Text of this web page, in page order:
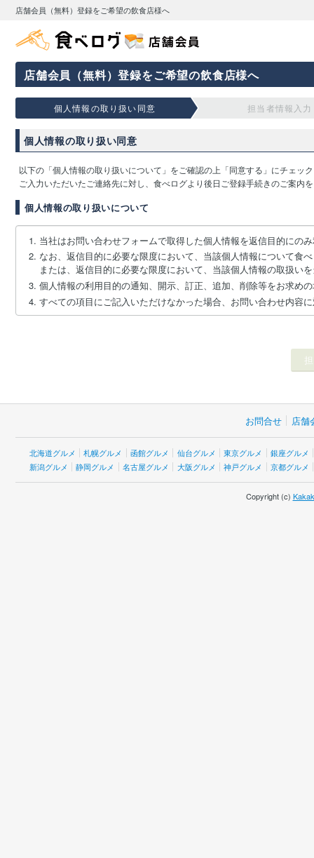
店舗会員（無料）登録をご希望の飲食店様へ
店舗会員（無料）登録をご希望の飲食店様へ
個人情報の取り扱い同意 担当者情報入力
個人情報の取り扱い同意
以下の「個人情報の取り扱いについて」をご確認の上「同意する」にチェッ
ご入力いただいたご連絡先に対し、食べログより後日ご登録手続きのご案内
個人情報の取り扱いについて
当社はお問い合わせフォームで取得した個人情報を返信目的にの
なお、返信目的に必要な限度において、当該個人情報について食
または、返信目的に必要な限度において、当該個人情報の取扱い
個人情報の利用目的の通知、開示、訂正、追加、削除等をお求め
すべての項目にご記入いただけなかった場合、お問い合わせ内容
お問合せ 店舗
北海道グルメ 札幌グルメ 函館グルメ 仙台グルメ 東京グルメ
銀座グルメ
新潟グルメ
静岡グルメ 名古屋グルメ 大阪グルメ 神戸グルメ 京都グルメ
Copyright (c)